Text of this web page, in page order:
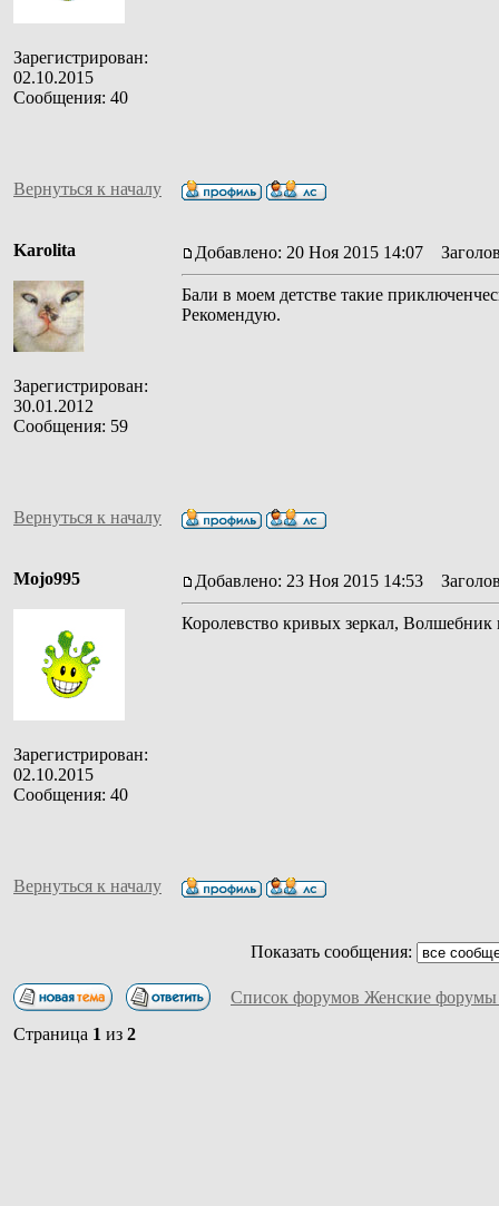
Зарегистрирован:
02.10.2015
Сообщения: 40
Вернуться к началу
Karolita
Зарегистрирован:
30.01.2012
Сообщения: 59
Добавлено: 20 Ноя 2015 14:07
Бали в моем детстве такие
Рекомендую.
Вернуться к началу
Mojo995
Зарегистрирован:
02.10.2015
Сообщения: 40
Добавлено: 23 Ноя 2015 14:53
Королевство кривых зеркал,
Вернуться к началу
Показать сообщения:
Список форумов Женские форумы
Страница 1 из 2